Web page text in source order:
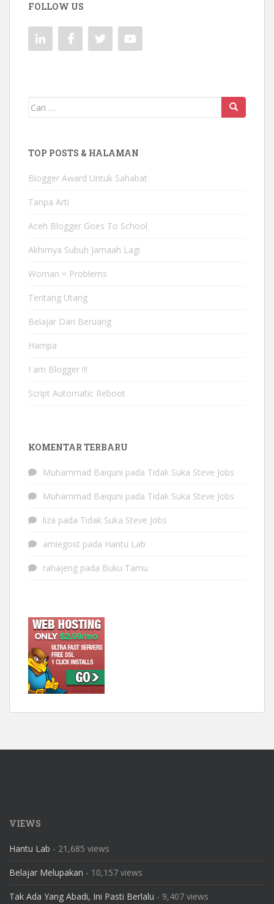
FOLLOW US
Mencari:
TOP POSTS & HALAMAN
Blogger Award Untuk Sahabat
Tanpa Arti
Aceh Blogger Goes To School
Akhirnya Subuh Jamaah Lagi
Woman = Problems
Tentang Utang
Belajar Dari Beruang
Hampa
I am Blogger !!!
Script Automatic Reboot
KOMENTAR TERBARU
Muhammad Baiquni pada Tidak Suka Steve Jobs
Muhammad Baiquni pada Tidak Suka Steve Jobs
liza pada Tidak Suka Steve Jobs
amiegost pada Hantu Lab
rahajeng pada Buku Tamu
VIEWS
Hantu Lab - 21,685 views
Belajar Melupakan - 10,157 views
Tak Ada Yang Abadi, Ini Pasti Berlalu - 9,407 views